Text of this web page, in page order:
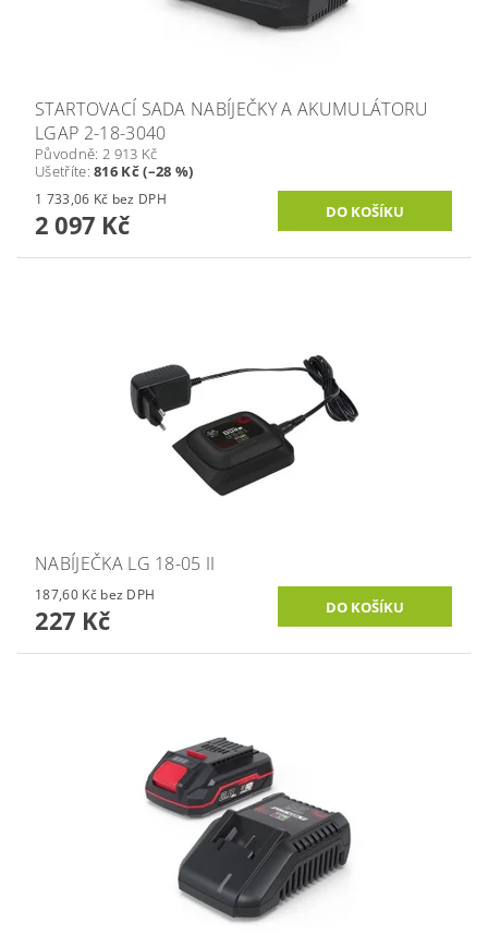
STARTOVACÍ SADA NABÍJEČKY A AKUMULÁTORU
LGAP 2-18-3040
Původně: 2 913 Kč
Ušetříte:816 Kč (–28 %)
1 733,06 Kč bez DPH
2 097 Kč
NABÍJEČKA LG 18-05 II
187,60 Kč bez DPH
227 Kč